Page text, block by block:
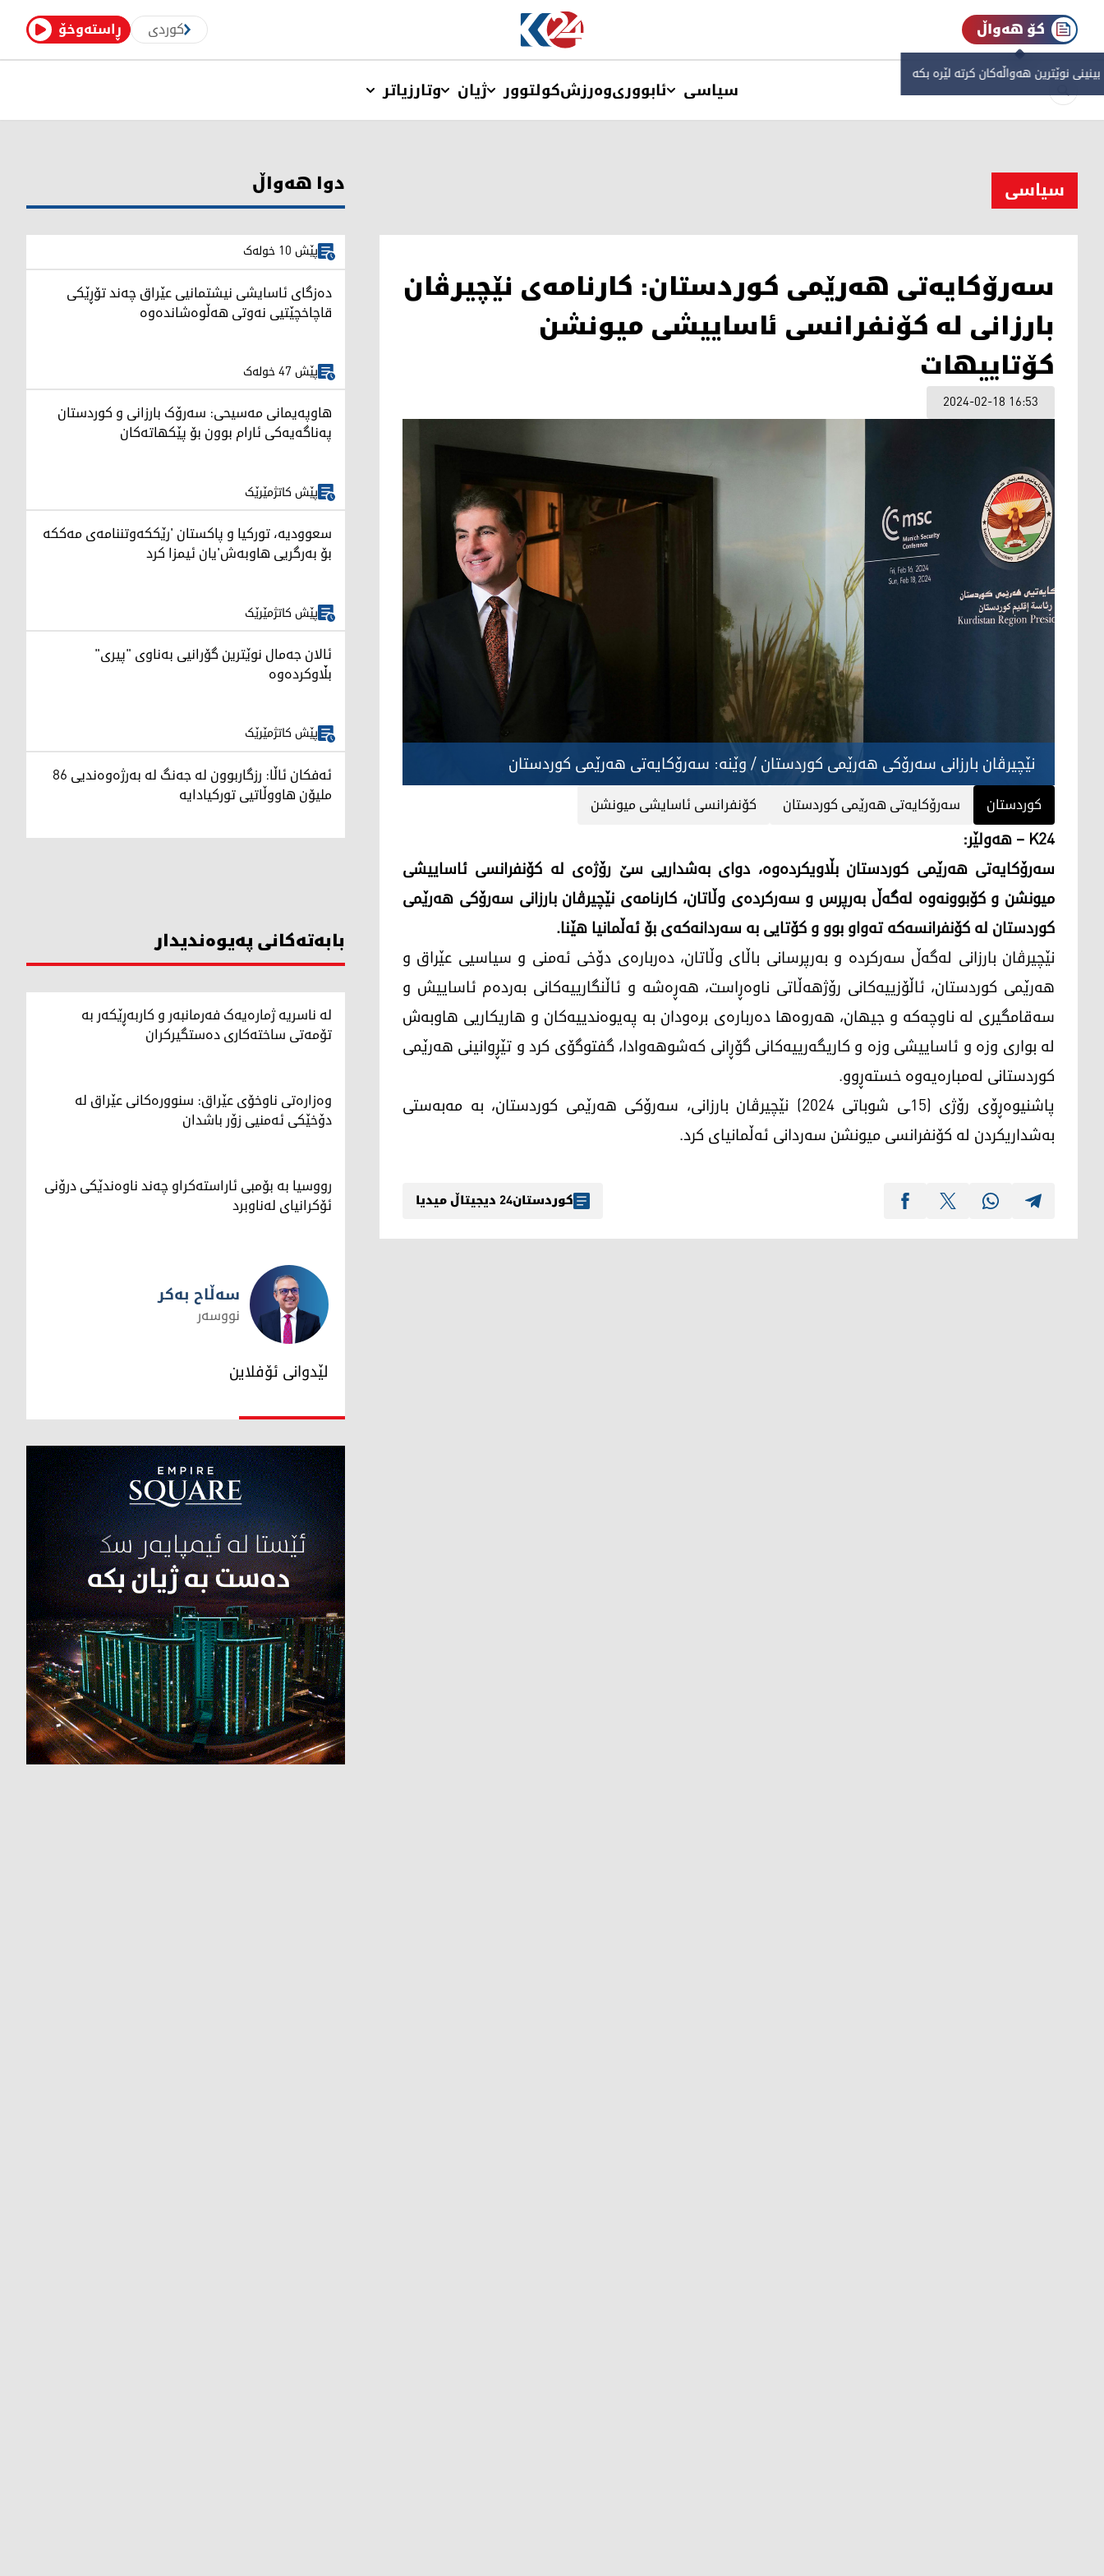
ڕاستەوخۆ کوردی کۆ هەواڵ
نوێترین هەواڵەکان کرتە لێرە بکە
سیاسی ئابووریوەرزشکولتوور ژیان وتارزیاتر
سیاسی
سه‌رۆكایه‌تی هه‌رێمی كوردستان: كارنامه‌ى نێچيرڤان
بارزانى له‌ كۆنفرانسى ئاساييشى ميونشن
كۆتاییهات
2024-02-18 16:53
نێچیرڤان بارزانی سەرۆکی هەرێمی کوردستان / وێنه‌: سه‌رۆكایه‌تی هه‌رێمی كوردستان
کوردستان سه‌رۆكایه‌تی هه‌رێمی كوردستان كۆنفرانسی ئاسایشی میونشن
K24 – هەولێر:
سه‌رۆكایه‌تی هه‌رێمی كوردستان بڵاویكرده‌وه‌، دواى به‌شداريی سێ رۆژه‌ی‌ له‌ كۆنفرانسى ئاساييشى
ميونشن و كۆبوونه‌وه‌ له‌گه‌ڵ به‌رپرس و سه‌ركرده‌ى وڵاتان، كارنامه‌ی نێچيرڤان بارزانى سه‌رۆكى هه‌رێمى
كوردستان له‌ كۆنفرانسه‌كه‌ ته‌واو بوو و كۆتايى به‌ سه‌ردانه‌كه‌ى بۆ ئه‌ڵمانيا هێنا.
نێچيرڤان بارزانى له‌گه‌ڵ سه‌ركرده‌ و به‌رپرسانى باڵاى وڵاتان، ده‌رباره‌ى دۆخى ئه‌منى و سياسيى عێراق و
هه‌رێمى كوردستان، ئاڵۆزييه‌كانى رۆژهه‌ڵاتى ناوه‌ڕاست، هه‌ڕه‌شه‌ و ئاڵنگارييه‌كانى به‌رده‌م ئاساييش و
سه‌قامگيرى له‌ ناوچه‌كه‌ و جيهان، هه‌روه‌ها ده‌رباره‌ى بره‌ودان به‌ په‌يوه‌ندييه‌كان و هاريكاريى هاوبه‌ش
له‌ بوارى وزه‌ و ئاساييشى وزه‌ و كاريگه‌رييه‌كانى گۆڕانى كه‌شوهه‌وادا، گفتوگۆى كرد و تێڕوانينى هه‌رێمى
كوردستانى له‌مباره‌يه‌وه‌‌ خسته‌‌ڕوو.
پاشنيوه‌ڕۆى رۆژی (15ـی شوباتی 2024) نێچيرڤان بارزانى، سه‌رۆكى هه‌رێمى كوردستان، به‌ مه‌به‌ستی
به‌شداریكردن له‌ كۆنفرانسی میونشن سه‌ردانی ئه‌ڵمانيای كرد.
کوردستان24 دیجیتاڵ میدیا
دوا هەواڵ
پێش 10 خولەک
دەزگای ئاسایشی نیشتمانیی عێراق چەند تۆڕێکی
قاچاخچێتیی نەوتی هەڵوەشاندەوە
پێش 47 خولەک
هاوپەیمانی مەسیحی: سەرۆک بارزانی و کوردستان
په‌ناگه‌یه‌كی ئارام بوون بۆ پێکهاتەکان
پێش کاتژمێرێک
سعوودیە، تورکیا و پاکستان 'رێککەوتننامەی مەککە
بۆ بەرگریی هاوبەش'یان ئیمزا کرد
پێش کاتژمێرێک
ئالان جەمال نوێترین گۆرانیی بەناوی "پیری"
بڵاوکردەوە
پێش کاتژمێرێک
ئەفکان ئاڵا: رزگاربوون لە جەنگ لە بەرژەوەندیی 86
ملیۆن هاووڵاتیی تورکیادایە
بابەتەکانی پەیوەندیدار
لە ناسریە ژمارەیەک فەرمانبەر و کاربەڕێکەر بە
تۆمەتی ساختەکاری دەستگیرکران
وەزارەتی ناوخۆی عێراق: سنوورەکانی عێراق لە
دۆخێکی ئەمنیی زۆر باشدان
رووسیا بە بۆمبی ئاراستەکراو چەند ناوەندێکی درۆنی
ئۆکرانیای لەناوبرد
سەڵاح بەکر
سەڵاح بەکر
نووسەر
لێدوانی ئۆفلاین